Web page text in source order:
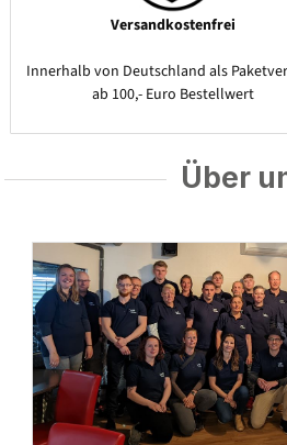
Versandkostenfrei
Innerhalb von Deutschland als
ab 100,- Euro Bestellwert
Über